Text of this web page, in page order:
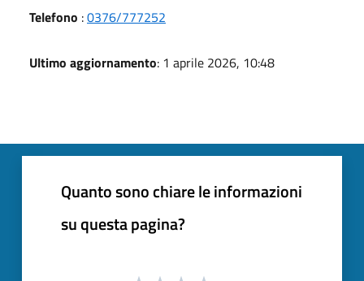
Telefono :0376/777252
Ultimo aggiornamento: 1 aprile 2026, 10:48
Quanto sono chiare le informazioni
su questa pagina?